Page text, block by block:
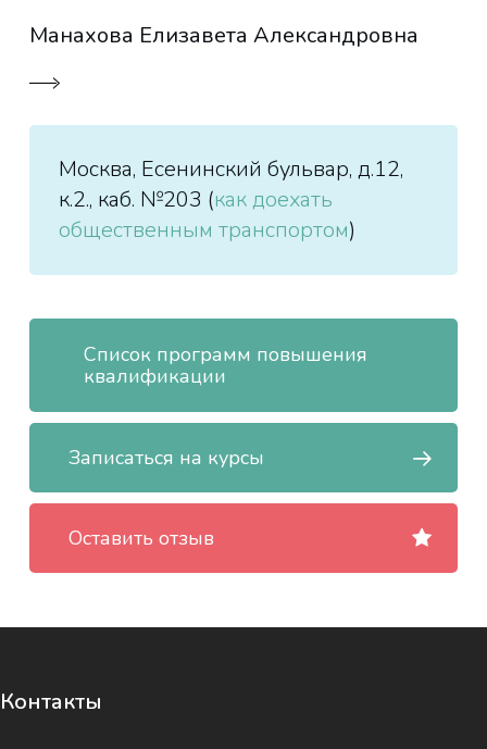
📄Примерный вариант логический
Манахова Елизавета Александровна
Москва, Есенинский бульвар, д.12,
к.2., каб. №203 (как доехать
общественным транспортом)
Список программ повышения
квалификации
Записаться на курсы
Оставить отзыв
Контакты